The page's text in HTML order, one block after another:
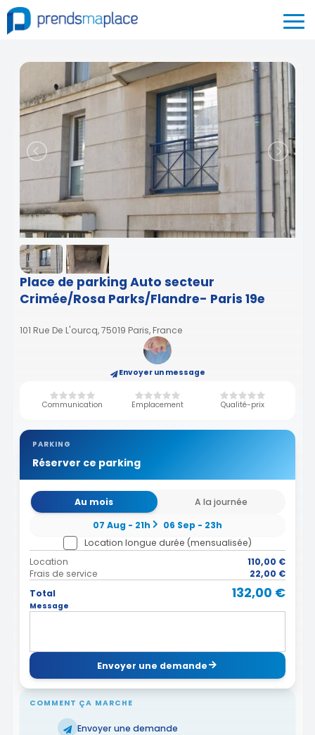
Place de parking Auto secteur
Crimée/Rosa Parks/Flandre- Paris 19e
101 Rue De L'ourcq, 75019 Paris, France
Envoyer un message
Communication Emplacement Qualité-prix
PARKING
Réserver ce parking
Au mois
A la journée
07 Aug - 21h
06 Sep - 23h
Location longue durée (mensualisée)
Location
110,00 €
Frais de service
22,00 €
Total
132,00 €
Message
Envoyer une demande
COMMENT ÇA MARCHE
Envoyer une demande